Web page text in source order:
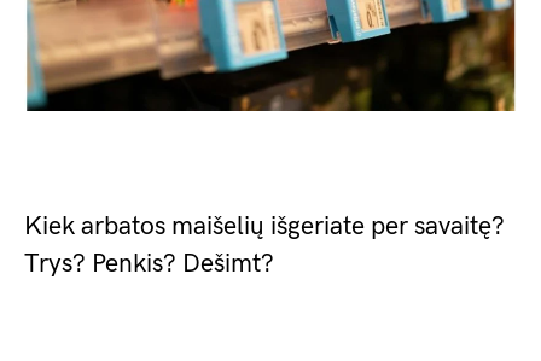
Kiek arbatos maišelių išgeriate per savaitę?
Trys? Penkis? Dešimt?